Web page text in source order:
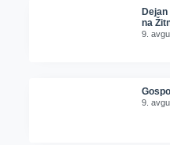
na
9.
9.